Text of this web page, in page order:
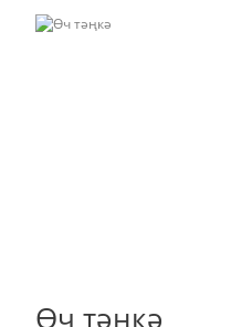
Өч тәңкә